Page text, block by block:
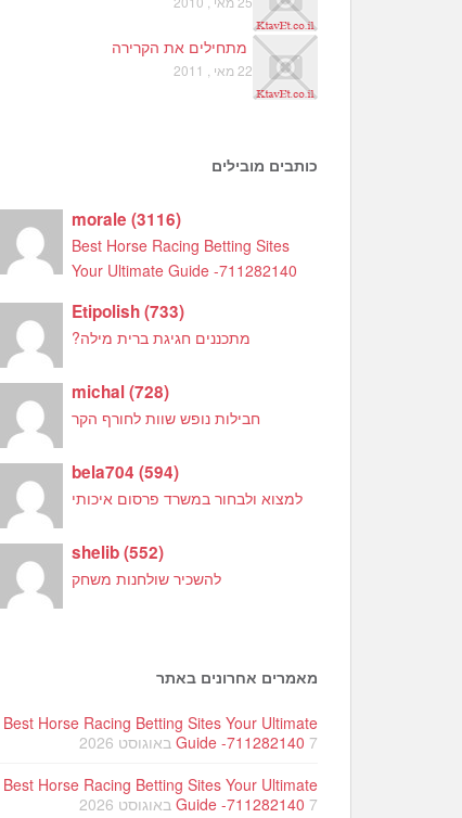
מתחילים את הקרירה
22 מאי , 2011
כותבים מובילים
morale(3116)
Best Horse Racing Betting Sites
Your Ultimate Guide -711282140
Etipolish(733)
מתכננים חגיגת ברית מילה?
michal(728)
חבילות נופש שוות לחורף הקר
bela704(594)
למצוא ולבחור במשרד פרסום איכותי
shelib(552)
להשכיר שולחנות משחק
מאמרים אחרונים באתר
Best Horse Racing Betting Sites Your Ultimate
Guide -711282140 7 באוגוסט 2026
Best Horse Racing Betting Sites Your Ultimate
Guide -711282140 7 באוגוסט 2026